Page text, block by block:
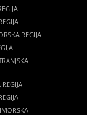
REGIJA
REGIJA